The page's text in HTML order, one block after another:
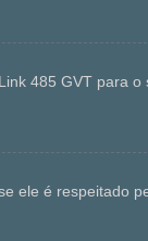
485 GVT para
ele é respeitado